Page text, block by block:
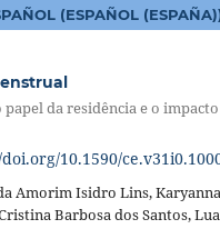
(ESPAÑOL
papel da residência e o
10.1590/
Amorim Isidro Lins,
Barbosa dos Santos,